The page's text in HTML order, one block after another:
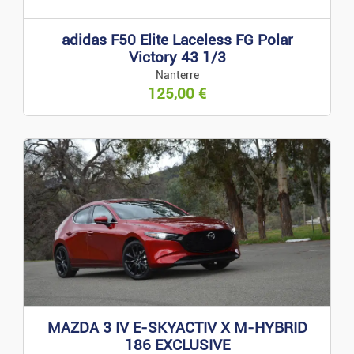
adidas F50 Elite Laceless FG Polar
Victory 43 1/3
Nanterre
125,00 €
MAZDA 3 IV E-SKYACTIV X M-HYBRID
186 EXCLUSIVE